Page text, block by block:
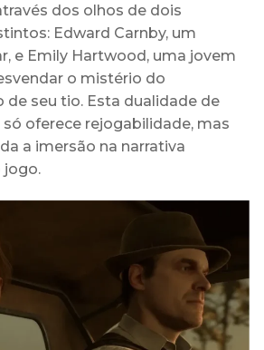
dos olhos de dois
Edward Carnby, um
e Emily Hartwood, uma jovem
o mistério do
de seu tio. Esta dualidade de
oferece rejogabilidade, mas
a imersão na narrativa
jogo.